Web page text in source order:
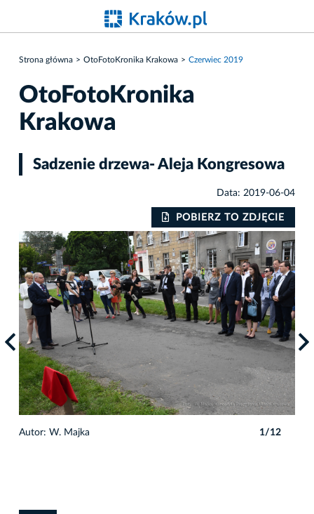
Strona główna OtoFotoKronika Krakowa Czerwiec 2019
OtoFotoKronika
Krakowa
Sadzenie drzewa- Aleja Kongresowa
Data: 2019-06-04
POBIERZ TO ZDJĘCIE
Autor: W. Majka 1/12